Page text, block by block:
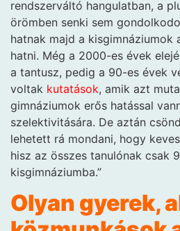
rendszerváltó hangulatban, a
örömben senki sem
hatnak majd a kisgimnáziumok
hatni. Még a 2000-es évek
a tantusz, pedig a 90-es évek
voltak kutatások, amik azt
gimnáziumok erős hatással
szelektivitására. De aztán
lehetett rá mondani, hogy
hisz az összes tanulónak csak
kisgimnáziumba.”
Olyan gyerek,